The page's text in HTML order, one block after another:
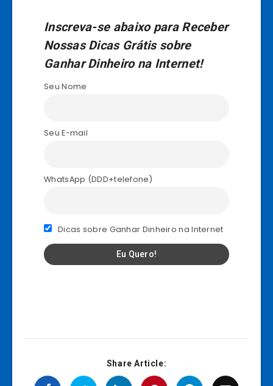
Inscreva-se abaixo para Receber
Nossas Dicas Grátis sobre
Ganhar Dinheiro na Internet!
Seu Nome
Seu E-mail
WhatsApp (DDD+telefone)
Dicas sobre Ganhar Dinheiro na Internet
Share Article: